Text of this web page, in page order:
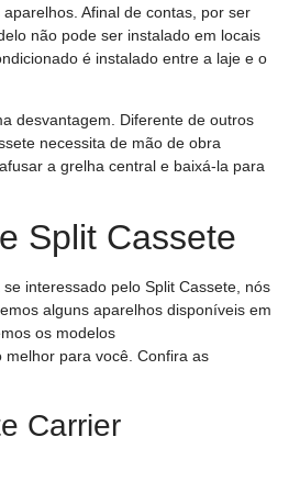
Afinal de contas, por ser
não pode ser instalado em locais
é instalado entre a laje e o
desvantagem. Diferente de outros
necessita de mão de obra
a grelha central e baixá-la para
Split Cassete
interessado pelo Split Cassete, nós
alguns aparelhos disponíveis em
os modelos
melhor para você. Confira as
Carrier